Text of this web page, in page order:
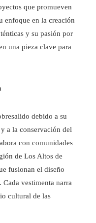
que promueven
enfoque en la creación
y su pasión por
una pieza clave para
debido a su
a la conservación del
con comunidades
de Los Altos de
fusionan el diseño
Cada vestimenta narra
cultural de las